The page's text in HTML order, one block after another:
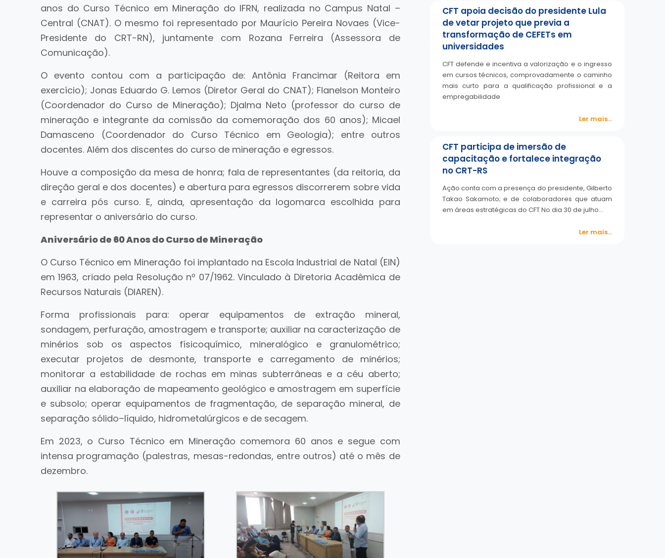
anos do Curso Técnico em Mineração do IFRN, realizada no Campus Natal –
Central (CNAT). O mesmo foi representado por Maurício Pereira Novaes (Vice-
Presidente do CRT-RN), juntamente com Rozana Ferreira (Assessora de
Comunicação).
O evento contou com a participação de: Antônia Francimar (Reitora em
exercício); Jonas Eduardo G. Lemos (Diretor Geral do CNAT); Flanelson Monteiro
(Coordenador do Curso de Mineração); Djalma Neto (professor do curso de
mineração e integrante da comissão da comemoração dos 60 anos); Micael
Damasceno (Coordenador do Curso Técnico em Geologia); entre outros
docentes. Além dos discentes do curso de mineração e egressos.
Houve a composição da mesa de honra; fala de representantes (da reitoria, da
direção geral e dos docentes) e abertura para egressos discorrerem sobre vida
e carreira pós curso. E, ainda, apresentação da logomarca escolhida para
representar o aniversário do curso.
Aniversário de 60 Anos do Curso de Mineração
O Curso Técnico em Mineração foi implantado na Escola Industrial de Natal (EIN)
em 1963, criado pela Resolução nº 07/1962. Vinculado à Diretoria Acadêmica de
Recursos Naturais (DIAREN).
Forma profissionais para: operar equipamentos de extração mineral,
sondagem, perfuração, amostragem e transporte; auxiliar na caracterização de
minérios sob os aspectos físicoquímico, mineralógico e granulométrico;
executar projetos de desmonte, transporte e carregamento de minérios;
monitorar a estabilidade de rochas em minas subterrâneas e a céu aberto;
auxiliar na elaboração de mapeamento geológico e amostragem em superfície
e subsolo; operar equipamentos de fragmentação, de separação mineral, de
separação sólido–líquido, hidrometalúrgicos e de secagem.
Em 2023, o Curso Técnico em Mineração comemora 60 anos e segue com
intensa programação (palestras, mesas-redondas, entre outros) até o mês de
dezembro.
CFT apoia decisão do presidente Lula
de vetar projeto que previa a
transformação de CEFETs em
universidades
CFT defende e incentiva a valorização e o ingresso
em cursos técnicos, comprovadamente o caminho
mais curto para a qualificação profissional e a
empregabilidade
Ler mais...
CFT participa de imersão de
capacitação e fortalece integração
no CRT-RS
Ação conta com a presença do presidente, Gilberto
Takao Sakamoto; e de colaboradores que atuam
em áreas estratégicas do CFT No dia 30 de julho…
Ler mais...